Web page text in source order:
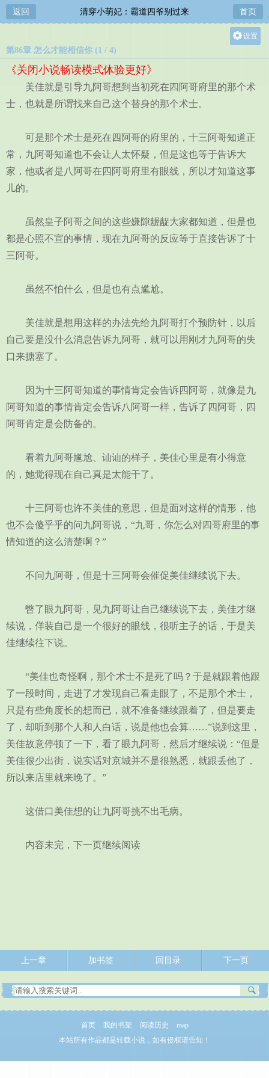
返回 清穿小萌妃：霸道四爷别过来 首页
设置
中
第86章 怎么才能相信你 (1 / 4)
《关闭小说畅读模式体验更好》
美佳就是引导九阿哥想到当初死在四阿哥府里的那个术
士，也就是所谓找来自己这个替身的那个术士。
可是那个术士是死在四阿哥的府里的，十三阿哥知道正
常，九阿哥知道也不会让人太怀疑，但是这也等于告诉大
家，他或者是八阿哥在四阿哥府里有眼线，所以才知道这事
儿的。
虽然皇子阿哥之间的这些嫌隙龌龊大家都知道，但是也
都是心照不宣的事情，现在九阿哥的反应等于直接告诉了十
三阿哥。
虽然不怕什么，但是也有点尴尬。
美佳就是想用这样的办法先给九阿哥打个预防针，以后
自己要是没什么消息告诉九阿哥，就可以用刚才九阿哥的失
口来搪塞了。
因为十三阿哥知道的事情肯定会告诉四阿哥，就像是九
阿哥知道的事情肯定会告诉八阿哥一样，告诉了四阿哥，四
阿哥肯定是会防备的。
看着九阿哥尴尬、讪讪的样子，美佳心里是有小得意
的，她觉得现在自己真是太能干了。
十三阿哥也许不美佳的意思，但是面对这样的情形，他
也不会傻乎乎的问九阿哥说，“九哥，你怎么对四哥府里的事
情知道的这么清楚啊？”
不问九阿哥，但是十三阿哥会催促美佳继续说下去。
瞥了眼九阿哥，见九阿哥让自己继续说下去，美佳才继
续说，佯装自己是一个很好的眼线，很听主子的话，于是美
佳继续往下说。
“美佳也奇怪啊，那个术士不是死了吗？于是就跟着他跟
了一段时间，走进了才发现自己看走眼了，不是那个术士，
只是有些角度长的想而已，就不准备继续跟着了，但是要走
了，却听到那个人和人白话，说是他也会算……”说到这里，
美佳故意停顿了一下，看了眼九阿哥，然后才继续说：“但是
美佳很少出街，说实话对京城并不是很熟悉，就跟丢他了，
所以来店里就来晚了。”
这借口美佳想的让九阿哥挑不出毛病。
内容未完，下一页继续阅读
上一章 加书签 回目录 下一页
首页 我的书架 阅读历史
map
本站所有作品都是转载小说，如有侵权请告知！